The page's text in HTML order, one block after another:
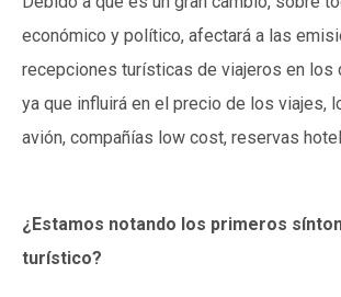
económico y político, afectará a las
recepciones turísticas de viajeros en
ya que influirá en el precio de los viajes,
avión, compañías low cost, reservas
¿Estamos notando los primeros
turístico?